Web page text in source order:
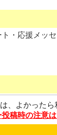
・応援メッ
、よかった
稿時の注意